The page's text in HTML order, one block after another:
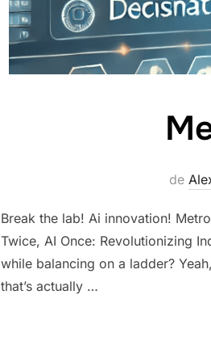
de
Break the lab! Ai innovation!
Twice, AI Once: Revolutionizing
while balancing on a ladder?
that’s actually …